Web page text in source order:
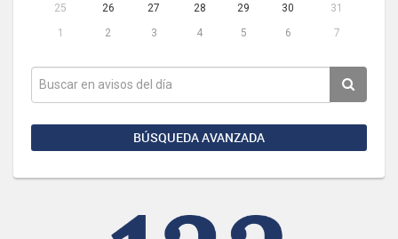
25
26 27 28 29 30
31
1
2 3 4 5 6 7
BÚSQUEDA AVANZADA